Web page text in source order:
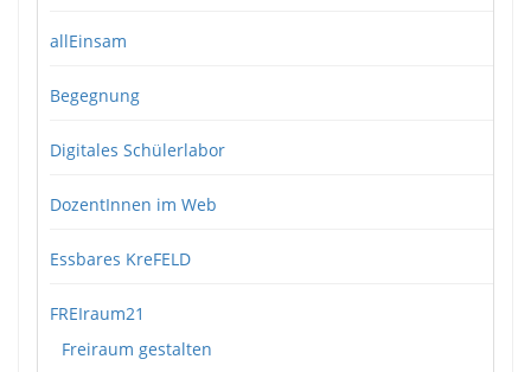
allEinsam
Begegnung
Digitales Schülerlabor
DozentInnen im Web
Essbares KreFELD
FREIraum21
Freiraum gestalten